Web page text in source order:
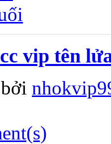
vip tên